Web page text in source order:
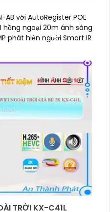
với AutoRegister POE
hồng ngoại 20m ánh sáng
phát hiện người Smart IR
TRỜI KX-C41L